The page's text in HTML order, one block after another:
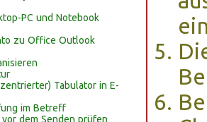
PC und Notebook
zu Office Outlook
Tabulator in E-
im Betreff
dem Senden prüfen